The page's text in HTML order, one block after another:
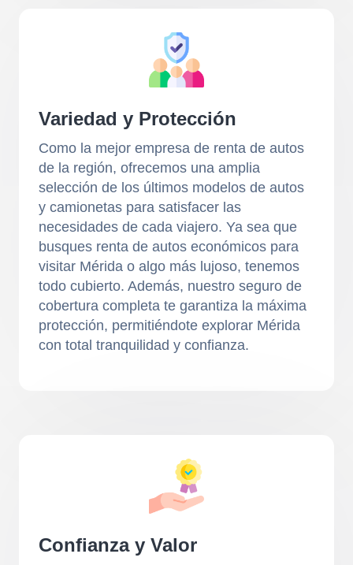
Variedad y Protección
Como la mejor empresa de renta de autos
de la región, ofrecemos una amplia
selección de los últimos modelos de autos
y camionetas para satisfacer las
necesidades de cada viajero. Ya sea que
busques renta de autos económicos para
visitar Mérida o algo más lujoso, tenemos
todo cubierto. Además, nuestro seguro de
cobertura completa te garantiza la máxima
protección, permitiéndote explorar Mérida
con total tranquilidad y confianza.
Confianza y Valor